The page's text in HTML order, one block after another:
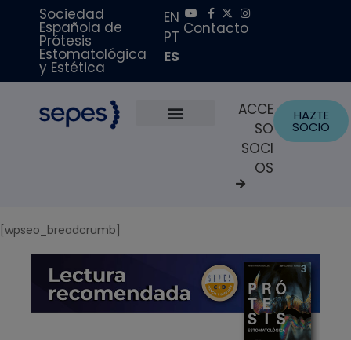
Sociedad
Española de
Prótesis
Estomatológica
y Estética
EN
PT
ES
Contacto
ACCE
SO
SOCI
OS
HAZTE
SOCIO
[wpseo_breadcrumb]